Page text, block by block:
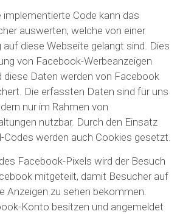
implementierte Code kann das
auswerten, welche von einer
auf diese Webseite gelangt sind. Dies
von Facebook-Werbeanzeigen
diese Daten werden von Facebook
Die erfassten Daten sind für uns
nur im Rahmen von
nutzbar. Durch den Einsatz
Codes werden auch Cookies gesetzt.
Facebook-Pixels wird der Besuch
mitgeteilt, damit Besucher auf
Anzeigen zu sehen bekommen.
Konto besitzen und angemeldet